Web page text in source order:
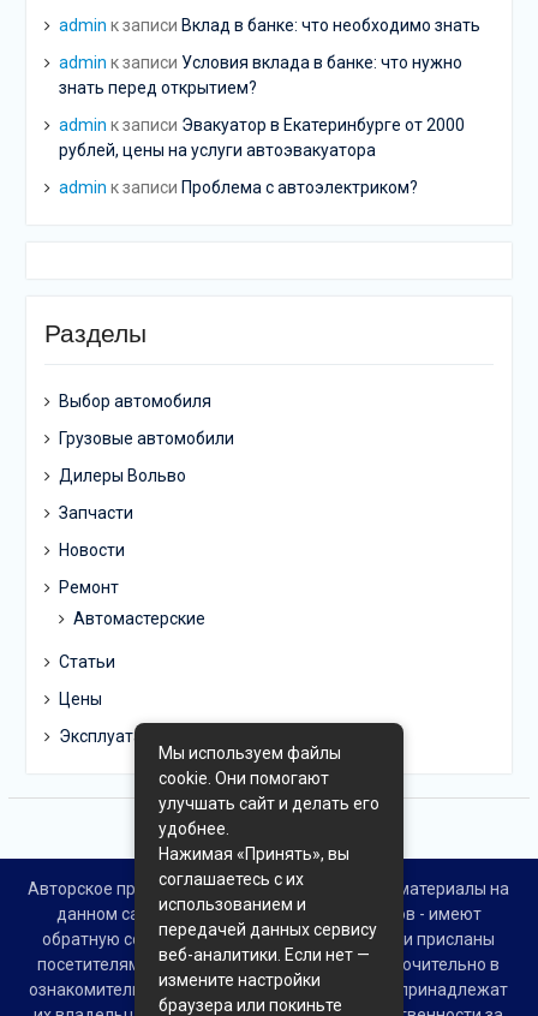
admin к записи Вклад в банке: что необходимо знать
admin к записи Условия вклада в банке: что нужно
знать перед открытием?
admin к записи Эвакуатор в Екатеринбурге от 2000
рублей, цены на услуги автоэвакуатора
admin к записи Проблема с автоэлектриком?
Разделы
Выбор автомобиля
Грузовые автомобили
Дилеры Вольво
Запчасти
Новости
Ремонт
Автомастерские
Статьи
Цены
Эксплуатация
Авторское право © Все права защищены. Все материалы на
данном сайте взяты из открытых источников - имеют
обратную ссылку на материал в интернете или присланы
посетителями сайта и предоставляются исключительно в
ознакомительных целях. Права на материалы принадлежат
Мы используем файлы
cookie. Они помогают
улучшать сайт и делать его
удобнее.
Нажимая «Принять», вы
соглашаетесь с их
использованием и
передачей данных сервису
веб-аналитики. Если нет —
измените настройки
браузера или покиньте